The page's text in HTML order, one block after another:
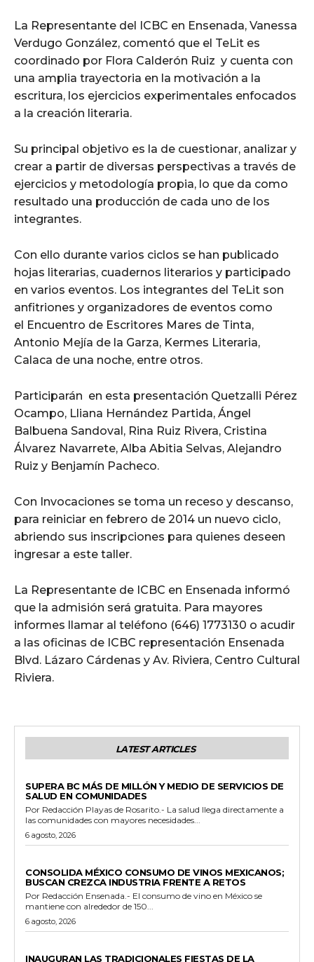
La Representante del ICBC en Ensenada, Vanessa
Verdugo González, comentó que el TeLit es
coordinado por Flora Calderón Ruiz y cuenta con
una amplia trayectoria en la motivación a la
escritura, los ejercicios experimentales enfocados
a la creación literaria.
Su principal objetivo es la de cuestionar, analizar y
crear a partir de diversas perspectivas a través de
ejercicios y metodología propia, lo que da como
resultado una producción de cada uno de los
integrantes.
Con ello durante varios ciclos se han publicado
hojas literarias, cuadernos literarios y participado
en varios eventos. Los integrantes del TeLit son
anfitriones y organizadores de eventos como
el Encuentro de Escritores Mares de Tinta,
Antonio Mejía de la Garza, Kermes Literaria,
Calaca de una noche, entre otros.
Participarán en esta presentación Quetzalli Pérez
Ocampo, Lliana Hernández Partida, Ángel
Balbuena Sandoval, Rina Ruiz Rivera, Cristina
Álvarez Navarrete, Alba Abitia Selvas, Alejandro
Ruiz y Benjamín Pacheco.
Con Invocaciones se toma un receso y descanso,
para reiniciar en febrero de 2014 un nuevo ciclo,
abriendo sus inscripciones para quienes deseen
ingresar a este taller.
La Representante de ICBC en Ensenada informó
que la admisión será gratuita. Para mayores
informes llamar al teléfono (646) 1773130 o acudir
a las oficinas de ICBC representación Ensenada
Blvd. Lázaro Cárdenas y Av. Riviera, Centro Cultural
Riviera.
LATEST ARTICLES
SUPERA BC MÁS DE MILLÓN Y MEDIO DE SERVICIOS DE
SALUD EN COMUNIDADES
Por Redacción Playas de Rosarito.- La salud llega directamente a
las comunidades con mayores necesidades...
6 agosto, 2026
CONSOLIDA MÉXICO CONSUMO DE VINOS MEXICANOS;
BUSCAN CREZCA INDUSTRIA FRENTE A RETOS
Por Redacción Ensenada.- El consumo de vino en México se
mantiene con alrededor de 150...
6 agosto, 2026
INAUGURAN LAS TRADICIONALES FIESTAS DE LA